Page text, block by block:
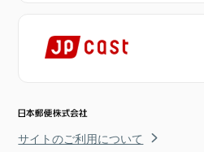
サイトのご利用について